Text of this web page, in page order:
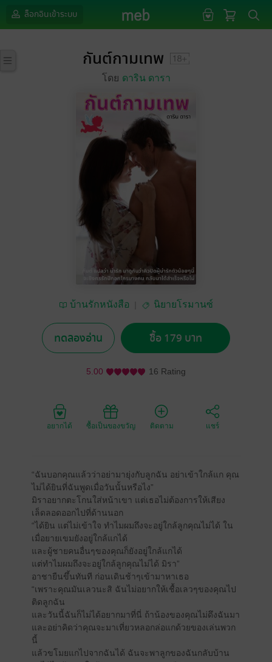
ล็อกอินเข้าระบบ
กันต์กามเทพ
โดย ดาริน ดารา
บ้านรักหนังสือ นิยายโรมานซ์
ทดลองอ่าน ซื้อ 179 บาท
5.00 16 Rating
อยากได้ ซื้อเป็นของขวัญ ติดตาม แชร์
“ฉันบอกคุณแล้วว่าอย่ามายุ่งกับลูกฉัน อย่าเข้าใกล้แก คุณ
ไม่ได้ยินที่ฉันพูดเมื่อวันนั้นหรือไง”
มิราอยากตะโกนใส่หน้าเขา แต่เธอไม่ต้องการให้เสียง
เล็ดลอดออกไปที่ด้านนอก
“ได้ยิน แต่ไม่เข้าใจ ทำไมผมถึงจะอยู่ใกล้ลูกคุณไม่ได้ ใน
เมื่อยายเขมยังอยู่ใกล้แกได้
และผู้ชายคนอื่นๆของคุณก็ยังอยู่ใกล้แกได้
แต่ทำไมผมถึงจะอยู่ใกล้ลูกคุณไม่ได้ มิรา”
อาชายืนขึ้นทันที ก่อนเดินช้าๆเข้ามาหาเธอ
“เพราะคุณมันเลวนะสิ ฉันไม่อยากให้เชื้อเลวๆของคุณไป
ติดลูกฉัน
และวันนี้ฉันก็ไม่ได้อยากมาที่นี่ ถ้าน้องของคุณไม่ดึงฉันมา
และอย่าคิดว่าคุณจะมาเที่ยวหลอกล่อแกด้วยของเล่นพวก
นี้
แล้วขโมยแกไปจากฉันได้ ฉันจะพาลูกของฉันกลับบ้าน